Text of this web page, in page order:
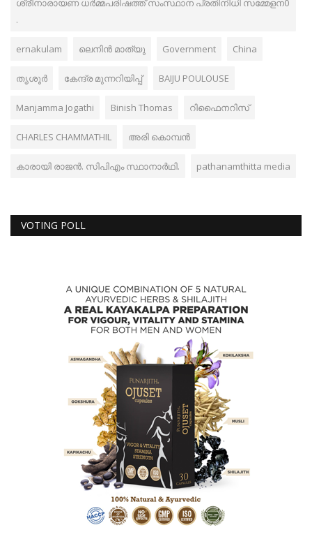
ശ്രീനാരായണ ധർമ്മപരിഷത്ത് സംസ്ഥാന പ്രതിനിധി സമ്മേളന0
.
ernakulam ലെനിൻ മാത്യു Government China
തൃശൂർ കേന്ദ്ര മുന്നറിയിപ്പ് BAIJU POULOUSE
Manjamma Jogathi Binish Thomas റിഫൈനറിസ്
CHARLES CHAMMATHIL അരി കൊമ്പൻ
കാരായി രാജൻ. സിപിഎം സ്ഥാനാർഥി. pathanamthitta media
VOTING POLL